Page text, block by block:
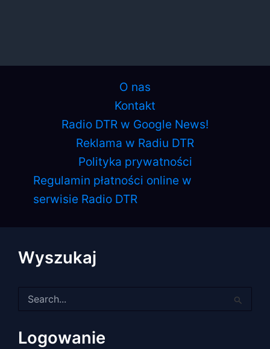
O nas
Kontakt
Radio DTR w Google News!
Reklama w Radiu DTR
Polityka prywatności
Regulamin płatności online w
serwisie Radio DTR
Wyszukaj
dla:
Logowanie